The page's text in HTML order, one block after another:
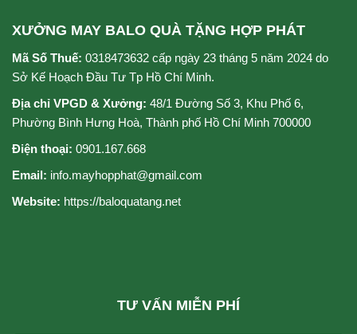
phối
TOP
màu
mix
phổ
cho
cô
XƯỞNG MAY BALO QUÀ TẶNG HỢP PHÁT
Mã Số Thuế: 0318473632 cấp ngày 23 tháng 5 năm 2024 do
Sở Kế Hoạch Đầu Tư Tp Hồ Chí Minh.
Địa chỉ VPGD & Xưởng: 48/1 Đường Số 3, Khu Phố 6,
Phường Bình Hưng Hoà, Thành phố Hồ Chí Minh 700000
Điện thoại: 0901.167.668
Email: info.mayhopphat@gmail.com
Website: https://baloquatang.net
TƯ VẤN MIỄN PHÍ